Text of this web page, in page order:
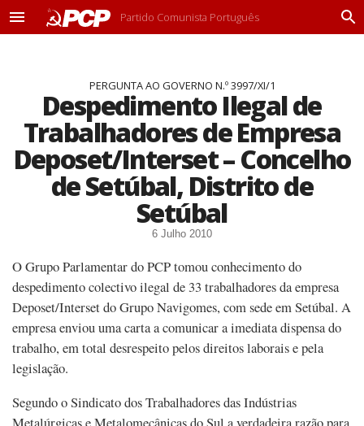
M
Partido Comunista Português
P
PERGUNTA AO GOVERNO N.º 3997/XI/1
Despedimento Ilegal de
Trabalhadores de Empresa
Deposet/Interset – Concelho
de Setúbal, Distrito de
Setúbal
6 Julho 2010
O Grupo Parlamentar do PCP tomou conhecimento do
despedimento colectivo ilegal de 33 trabalhadores da empresa
Deposet/Interset do Grupo Navigomes, com sede em Setúbal. A
empresa enviou uma carta a comunicar a imediata dispensa do
trabalho, em total desrespeito pelos direitos laborais e pela
legislação.
Segundo o Sindicato dos Trabalhadores das Indústrias